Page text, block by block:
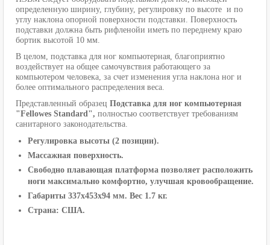
определенную ширину, глубину, регулировку по высоте и по
углу наклона опорной поверхности подставки . Поверхность
подставки должна быть рифленойи иметь по переднему краю
бортик высотой 10 мм.
В целом, подставка для ног компьютерная, благоприятно
воздействует на общее самочувствия работающего за
компьютером человека, за счет изменения угла наклона ног и
более оптимального распределения веса.
Представленный образец Подставка для ног компьютерная
"Fellowes Standard", полностью соответствует требованиям
санитарного законодательства.
Регулировка высоты (2 позиции).
Массажная поверхность.
Свободно плавающая платформа позволяет расположить
ноги максимально комфортно, улучшая кровообращение.
Габариты 337х453х94 мм. Вес 1.7 кг.
Страна: США.